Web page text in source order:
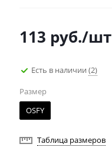
113 руб./шт
Есть в наличии (2)
Размер
OSFY
Таблица размеров